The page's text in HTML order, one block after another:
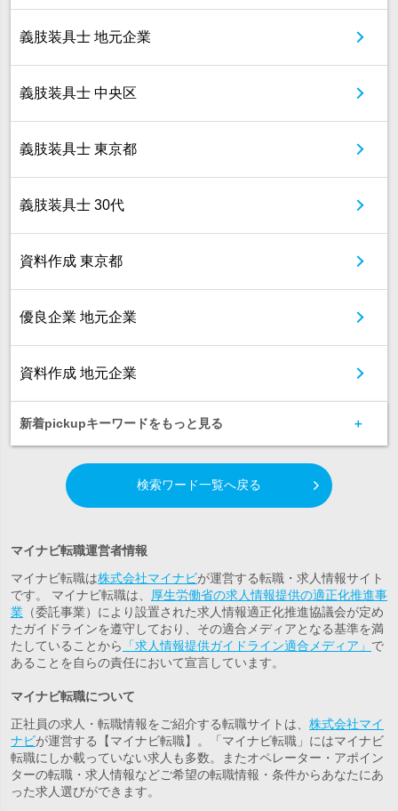
義肢装具士 地元企業
義肢装具士 中央区
義肢装具士 東京都
義肢装具士 30代
資料作成 東京都
優良企業 地元企業
資料作成 地元企業
新着pickupキーワードをもっと見る
検索ワード一覧へ戻る
マイナビ転職運営者情報
マイナビ転職は株式会社マイナビが運営する転職・求人情報サイト
です。 マイナビ転職は、
厚生労働省の求人情報提供の適正化推進事
業 （委託事業）により設置された求人情報適正化推進協議会が定め
たガイドラインを遵守しており、その適合メディアとなる基準を満
たしていることから
「求人情報提供ガイドライン適合メディア」 で
あることを自らの責任において宣言しています。
マイナビ転職について
正社員の求人・転職情報をご紹介する転職サイトは、 株式会社マイ
ナビが運営する【マイナビ転職】。「マイナビ転職」にはマイナビ
転職にしか載っていない求人も多数。またオペレーター・アポイン
ターの転職・求人情報などご希望の転職情報・条件からあなたにあ
った求人選びができます。